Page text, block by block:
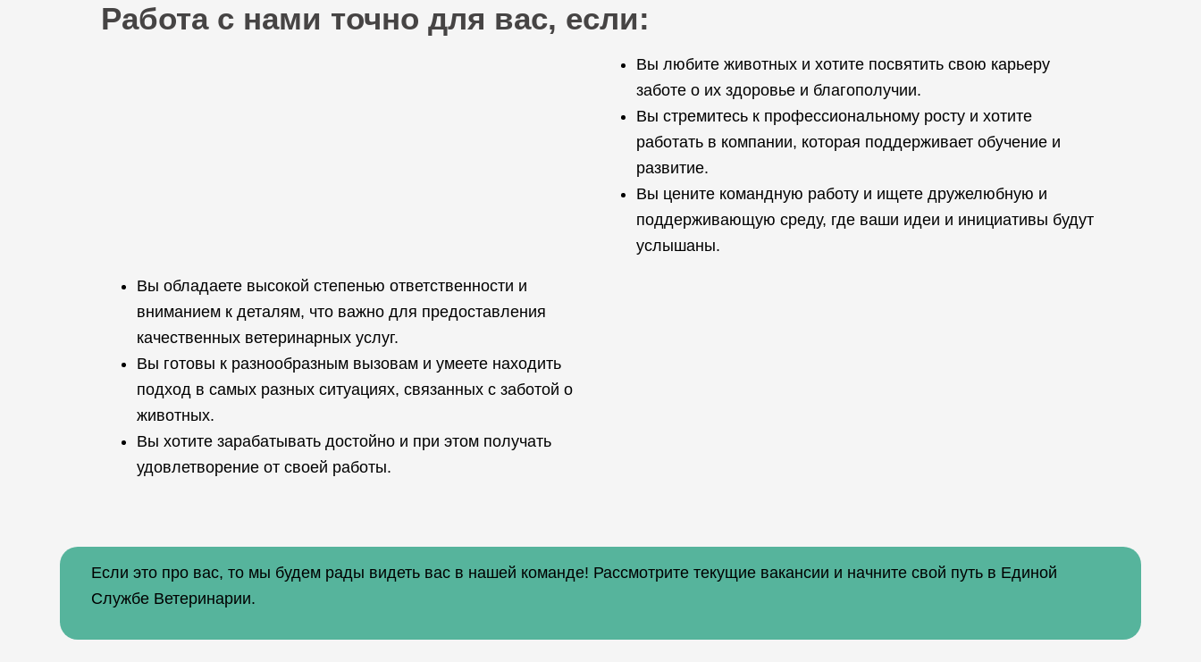
Работа с нами точно для вас, если:
Вы любите животных и хотите посвятить свою карьеру
заботе о их здоровье и благополучии.
Вы стремитесь к профессиональному росту и хотите
работать в компании, которая поддерживает обучение и
развитие.
Вы цените командную работу и ищете дружелюбную и
поддерживающую среду, где ваши идеи и инициативы будут
услышаны.
Вы обладаете высокой степенью ответственности и
вниманием к деталям, что важно для предоставления
качественных ветеринарных услуг.
Вы готовы к разнообразным вызовам и умеете находить
подход в самых разных ситуациях, связанных с заботой о
животных.
Вы хотите зарабатывать достойно и при этом получать
удовлетворение от своей работы.
Если это про вас, то мы будем рады видеть вас в нашей команде! Рассмотрите текущие вакансии и начните свой путь в Единой
Службе Ветеринарии.